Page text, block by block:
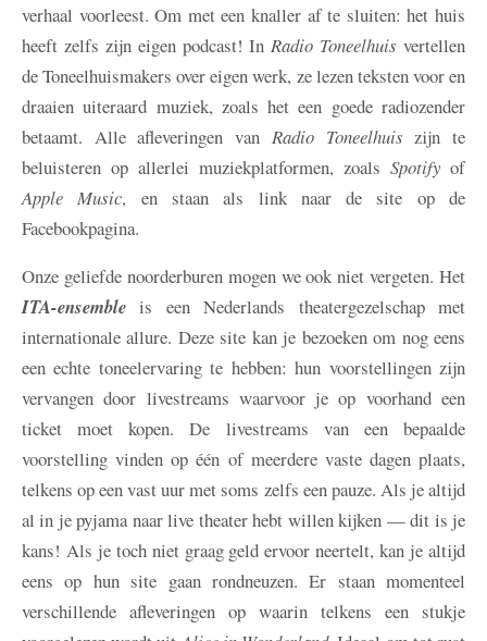
verhaal voorleest. Om met een knaller af te sluiten: het huis
heeft zelfs zijn eigen podcast! InRadio Toneelhuis vertellen
de Toneelhuismakers over eigen werk, ze lezen teksten voor en
draaien uiteraard muziek, zoals het een goede radiozender
betaamt. Alle afleveringen van Radio Toneelhuis zijn te
beluisteren op allerlei muziekplatformen, zoals Spotify of
Apple Music, en staan als link naar de site op de
Facebookpagina.
Onze geliefde noorderburen mogen we ook niet vergeten. Het
ITA-ensemble is een Nederlands theatergezelschap met
internationale allure. Deze site kan je bezoeken om nog eens
een echte toneelervaring te hebben: hun voorstellingen zijn
vervangen door livestreams waarvoor je op voorhand een
ticket moet kopen. De livestreams van een bepaalde
voorstelling vinden op één of meerdere vaste dagen plaats,
telkens op een vast uur met soms zelfs een pauze. Als je altijd
al in je pyjama naar live theater hebt willen kijken — dit is je
kans! Als je toch niet graag geld ervoor neertelt, kan je altijd
eens op hun site gaan rondneuzen. Er staan momenteel
verschillende afleveringen op waarin telkens een stukje